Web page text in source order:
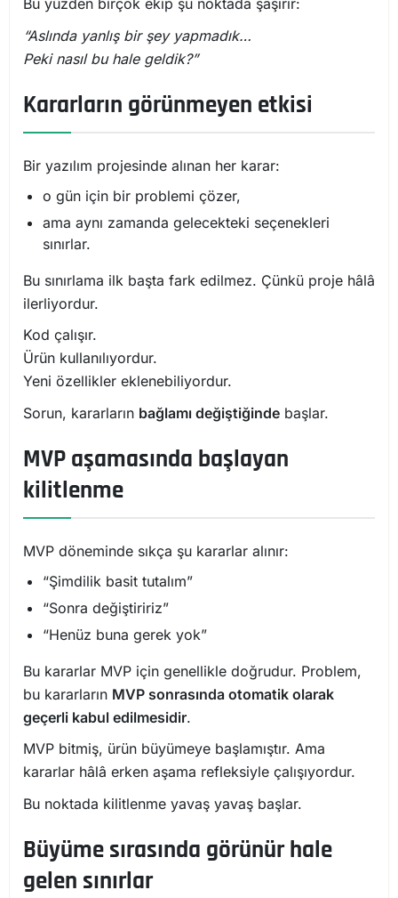
Bu yüzden birçok ekip şu noktada şaşırır:
“Aslında yanlış bir şey yapmadık…
Peki nasıl bu hale geldik?”
Kararların görünmeyen etkisi
Bir yazılım projesinde alınan her karar:
o gün için bir problemi çözer,
ama aynı zamanda gelecekteki seçenekleri
sınırlar.
Bu sınırlama ilk başta fark edilmez. Çünkü proje hâlâ
ilerliyordur.
Kod çalışır.
Ürün kullanılıyordur.
Yeni özellikler eklenebiliyordur.
Sorun, kararların bağlamı değiştiğinde başlar.
MVP aşamasında başlayan
kilitlenme
MVP döneminde sıkça şu kararlar alınır:
“Şimdilik basit tutalım”
“Sonra değiştiririz”
“Henüz buna gerek yok”
Bu kararlar MVP için genellikle doğrudur. Problem,
bu kararların MVP sonrasında otomatik olarak
geçerli kabul edilmesidir.
MVP bitmiş, ürün büyümeye başlamıştır. Ama
kararlar hâlâ erken aşama refleksiyle çalışıyordur.
Bu noktada kilitlenme yavaş yavaş başlar.
Büyüme sırasında görünür hale
gelen sınırlar